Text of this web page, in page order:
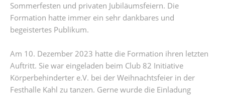
Sommerfesten und privaten Jubiläumsfeiern. Die
Formation hatte immer ein sehr dankbares und
begeistertes Publikum.
Am 10. Dezember 2023 hatte die Formation ihren letzten
Auftritt. Sie war eingeladen beim Club 82 Initiative
Körperbehinderter e.V. bei der Weihnachtsfeier in der
Festhalle Kahl zu tanzen. Gerne wurde die Einladung